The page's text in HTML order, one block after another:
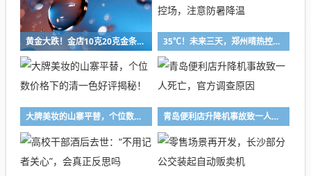
黄金大跌！金店10克20克金条不到3小时卖光，店员：自己也打算买点 35℃！未来三天，郑州晴热控场，注意防暑降温
大牌美妆的山寨平替，个位数价格下的清一色好评揭秘！ 青岛便利店升降机事故致一人死亡，官方调查原因